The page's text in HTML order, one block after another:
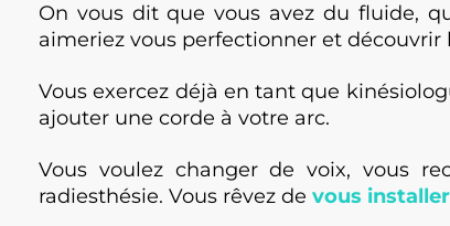
On vous dit que vous avez du fluide,
aimeriez vous perfectionner et découvrir
Vous exercez déjà en tant que
ajouter une corde à votre arc.
Vous voulez changer de voix, vous
radiesthésie. Vous rêvez devous installer